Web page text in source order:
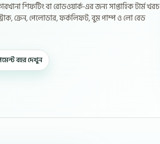
শিফটিং বা রোডওয়ার্ক-এর জন্য সাপ্তাহিক টার্ম খরচ
ক্রেন, পেলোডার, ফর্কলিফট, বুম পাম্প ও লো বেড
বহর দেখুন